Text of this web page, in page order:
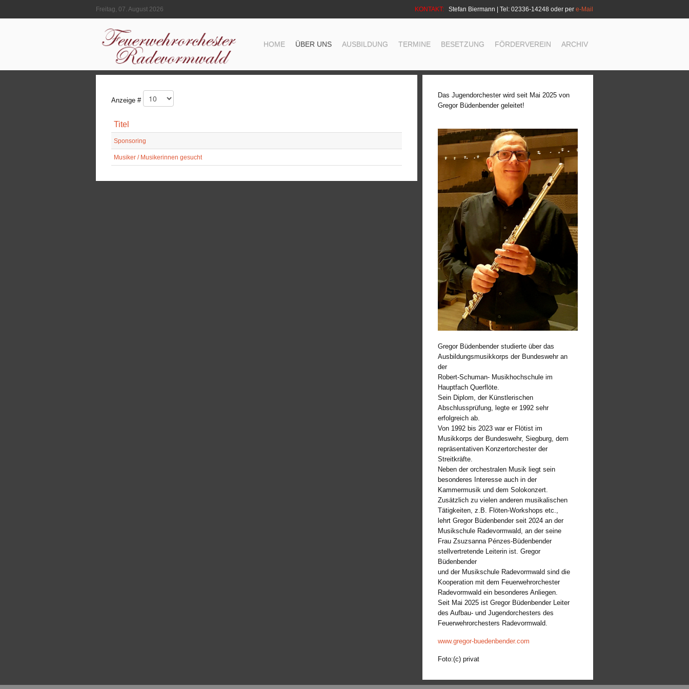
Freitag, 07. August 2026 KONTAKT: Stefan Biermann | Tel: 02336-14248 oder per e-Mail
HOME ÜBER UNS AUSBILDUNG TERMINE BESETZUNG FÖRDERVEREIN ARCHIV
Anzeige #
Titel
Sponsoring
Musiker / Musikerinnen gesucht
Das Jugendorchester wird seit Mai 2025 von
Gregor Büdenbender geleitet!
Gregor Büdenbender studierte über das
Ausbildungsmusikkorps der Bundeswehr an
der
Robert-Schuman- Musikhochschule im
Hauptfach Querflöte.
Sein Diplom, der Künstlerischen
Abschlussprüfung, legte er 1992 sehr
erfolgreich ab.
Von 1992 bis 2023 war er Flötist im
Musikkorps der Bundeswehr, Siegburg, dem
repräsentativen Konzertorchester der
Streitkräfte.
Neben der orchestralen Musik liegt sein
besonderes Interesse auch in der
Kammermusik und dem Solokonzert.
Zusätzlich zu vielen anderen musikalischen
Tätigkeiten, z.B. Flöten-Workshops etc.,
lehrt Gregor Büdenbender seit 2024 an der
Musikschule Radevormwald, an der seine
Frau Zsuzsanna Pénzes-Büdenbender
stellvertretende Leiterin ist. Gregor
Büdenbender
und der Musikschule Radevormwald sind die
Kooperation mit dem Feuerwehrorchester
Radevormwald ein besonderes Anliegen.
Seit Mai 2025 ist Gregor Büdenbender Leiter
des Aufbau- und Jugendorchesters des
Feuerwehrorchesters Radevormwald.
www.gregor-buedenbender.com
Foto:(c) privat